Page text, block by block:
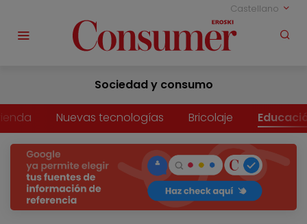
Castellano
Sociedad y consumo
Nuevas tecnologías Bricolaje